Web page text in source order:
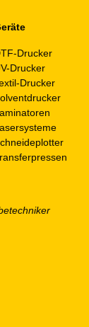
Drucker
Drucker
Drucker